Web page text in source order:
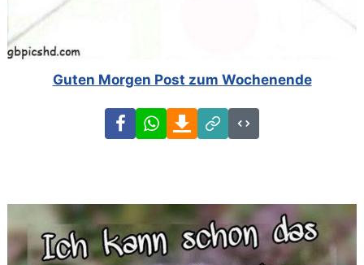
Guten Morgen Post zum Wochenende
FacebookWhatsAppDownload
Link
Code